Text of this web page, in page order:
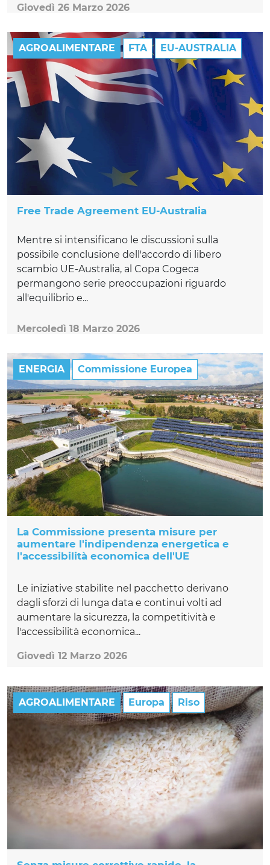
Giovedì 26 Marzo 2026
AGROALIMENTARE FTA EU-AUSTRALIA
Free Trade Agreement EU-Australia
Mentre si intensificano le discussioni sulla
possibile conclusione dell'accordo di libero
scambio UE-Australia, al Copa Cogeca
permangono serie preoccupazioni riguardo
all'equilibrio e...
Mercoledì 18 Marzo 2026
ENERGIA Commissione Europea
La Commissione presenta misure per
aumentare l'indipendenza energetica e
l'accessibilità economica dell'UE
Le iniziative stabilite nel pacchetto derivano
dagli sforzi di lunga data e continui volti ad
aumentare la sicurezza, la competitività e
l'accessibilità economica...
Giovedì 12 Marzo 2026
AGROALIMENTARE Europa Riso